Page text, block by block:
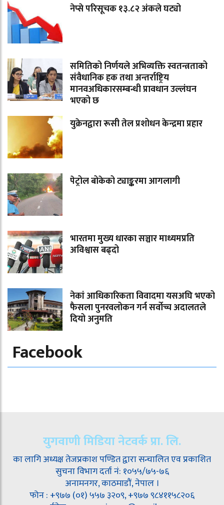
नेप्से परिसूचक १३.८२ अंकले घट्यो
समितिको निर्णयले अभिव्यक्ति स्वतन्त्रताको
संवैधानिक हक तथा अन्तर्राष्ट्रिय
मानवअधिकारसम्बन्धी प्रावधान उल्लंघन
भएको छ
युक्रेनद्वारा रूसी तेल प्रशोधन केन्द्रमा प्रहार
पेट्रोल बोकेको ट्याङ्करमा आगलागी
भारतमा मुख्य धारका सञ्चार माध्यमप्रति
अविश्वास बढ्दो
नेकां आधिकारिकता विवादमा यसअघि भएको
फैसला पुनरवलोकन गर्न सर्वोच्च अदालतले
दियो अनुमति
Facebook
युगवाणी मिडिया नेटवर्क प्रा. लि.
का लागि अध्यक्ष तेजप्रकाश पण्डित द्वारा सन्चालित एव प्रकाशित
सुचना विभाग दर्ता नं: १०५५/७५-७६
अनामनगर, काठमाडौं, नेपाल ।
फोन : +९७७ (०१) ५५७ ३२०९, +९७७ ९८४११५८२०६